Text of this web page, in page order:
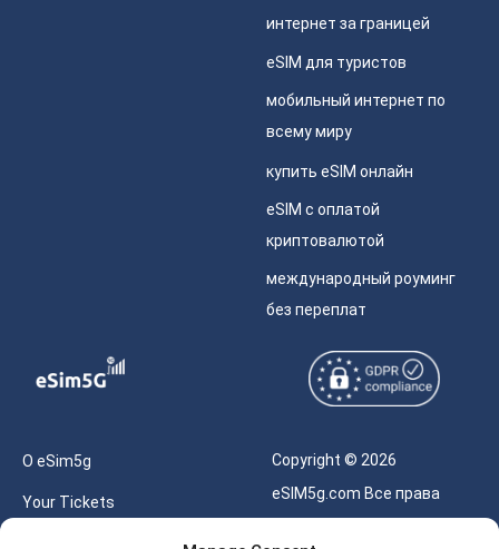
интернет за границей
eSIM для туристов
мобильный интернет по
всему миру
купить eSIM онлайн
eSIM с оплатой
криптовалютой
международный роуминг
без переплат
О eSim5g
Your Tickets
Калькулятор для eSIM
Copyright © 2026
eSIM5g.com Все права